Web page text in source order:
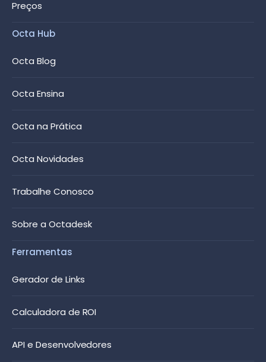
Preços
Octa Hub
Octa Blog
Octa Ensina
Octa na Prática
Octa Novidades
Trabalhe Conosco
Sobre a Octadesk
Ferramentas
Gerador de Links
Calculadora de ROI
API e Desenvolvedores